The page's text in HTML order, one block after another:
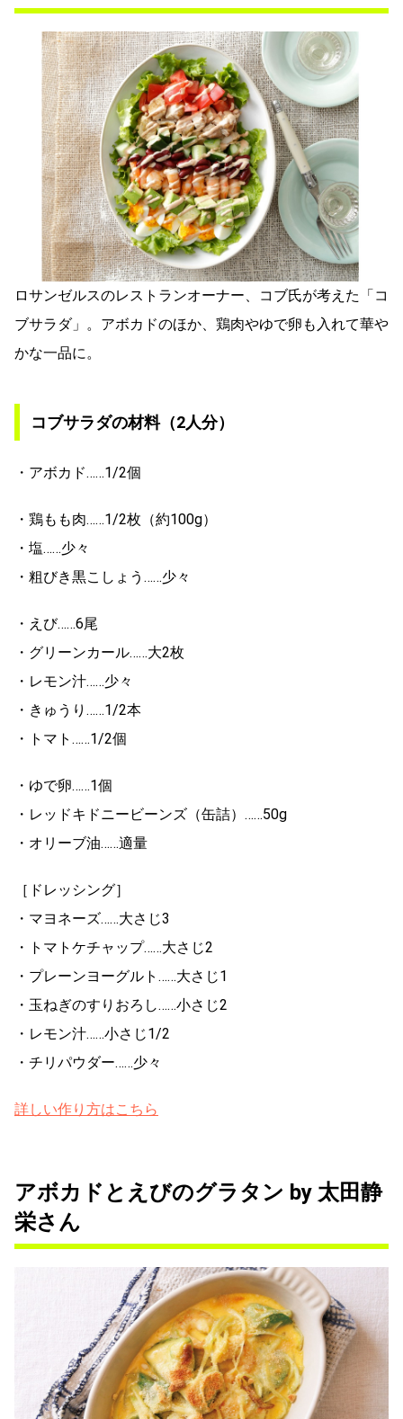
ロサンゼルスのレストランオーナー、コブ氏が考えた「コ
ブサラダ」。アボカドのほか、鶏肉やゆで卵も入れて華や
かな一品に。
コブサラダの材料（2人分）
・アボカド……1/2個
・鶏もも肉……1/2枚（約100g）
・塩……少々
・粗びき黒こしょう……少々
・えび……6尾
・グリーンカール……大2枚
・レモン汁……少々
・きゅうり……1/2本
・トマト……1/2個
・ゆで卵……1個
・レッドキドニービーンズ（缶詰）……50g
・オリーブ油……適量
［ドレッシング］
・マヨネーズ……大さじ3
・トマトケチャップ……大さじ2
・プレーンヨーグルト……大さじ1
・玉ねぎのすりおろし……小さじ2
・レモン汁……小さじ1/2
・チリパウダー……少々
詳しい作り方はこちら
アボカドとえびのグラタン by 太田静
栄さん